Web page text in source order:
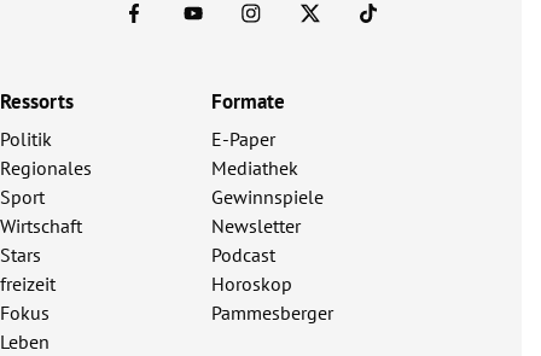
Ressorts
Politik
Regionales
Sport
Wirtschaft
Stars
freizeit
Fokus
Leben
Formate
E-Paper
Mediathek
Gewinnspiele
Newsletter
Podcast
Horoskop
Pammesberger